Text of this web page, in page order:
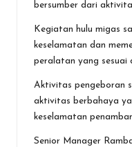
bersumber dari
Kegiatan hulu migas
keselamatan dan
peralatan yang sesuai
Aktivitas pengeboran
aktivitas berbahaya
keselamatan
Senior Manager